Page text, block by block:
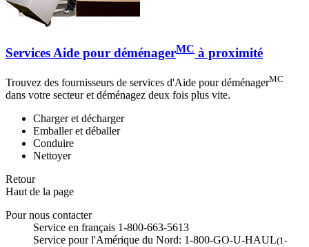
Services Aide pour déménagerMC à proximité
Trouvez des fournisseurs de services d'Aide pour déménagerMC
dans votre secteur et déménagez deux fois plus vite.
Charger et décharger
Emballer et déballer
Conduire
Nettoyer
Retour
Haut de la page
Pour nous contacter
Service en français 1-800-663-5613
Service pour l'Amérique du Nord: 1-800-GO-U-HAUL(1-